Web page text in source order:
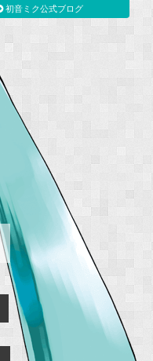
初音ミク公式ブログ